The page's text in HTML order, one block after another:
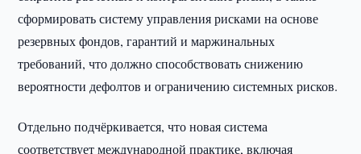
сформировать систему управления рисками на основе
резервных фондов, гарантий и маржинальных
требований, что должно способствовать снижению
вероятности дефолтов и ограничению системных рисков.
Отдельно подчёркивается, что новая система
соответствует международной практике, включая